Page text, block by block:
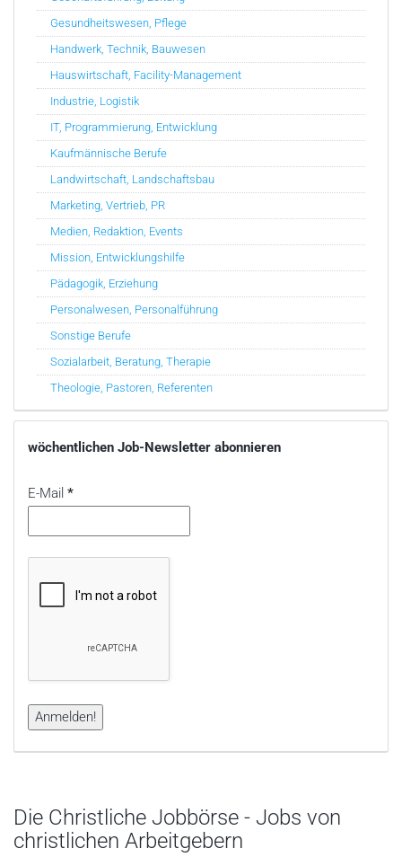
Gesundheitswesen, Pflege
Handwerk, Technik, Bauwesen
Hauswirtschaft, Facility-Management
Industrie, Logistik
IT, Programmierung, Entwicklung
Kaufmännische Berufe
Landwirtschaft, Landschaftsbau
Marketing, Vertrieb, PR
Medien, Redaktion, Events
Mission, Entwicklungshilfe
Pädagogik, Erziehung
Personalwesen, Personalführung
Sonstige Berufe
Sozialarbeit, Beratung, Therapie
Theologie, Pastoren, Referenten
wöchentlichen Job-Newsletter abonnieren
E-Mail *
Die Christliche Jobbörse - Jobs von
christlichen Arbeitgebern